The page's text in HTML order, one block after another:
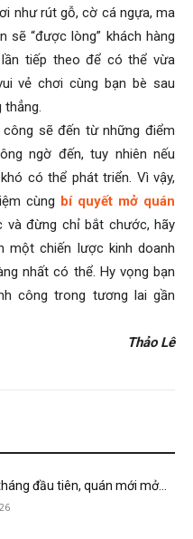
như rút gỗ, cờ cá ngựa, ma
sẽ “được lòng” khách hàng
tiếp theo để có thể vừa
vẻ chơi cùng bạn bè sau
thẳng.
sẽ đến từ những điểm
ngờ đến, tuy nhiên nếu
có thể phát triển. Vì vậy,
cùng bí quyết mở quán
đừng chỉ bắt chước, hãy
một chiến lược kinh doanh
nhất có thể. Hy vọng bạn
công trong tương lai gần
Thảo Lê
đầu tiên, quán mới mở...